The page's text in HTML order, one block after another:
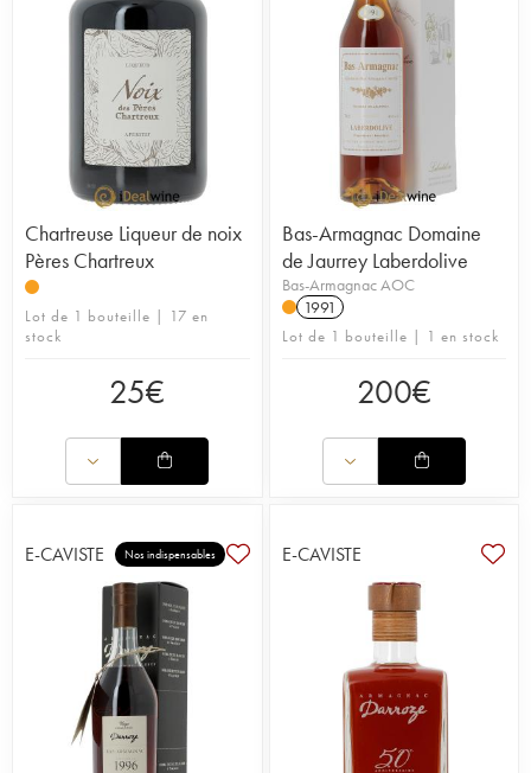
Chartreuse Liqueur de noix
Pères Chartreux
Lot de 1 bouteille | 17 en
stock
25€
Bas-Armagnac Domaine
de Jaurrey Laberdolive
Bas-Armagnac AOC
1991
Lot de 1 bouteille | 1 en stock
200€
E-CAVISTE Nos indispensables E-CAVISTE